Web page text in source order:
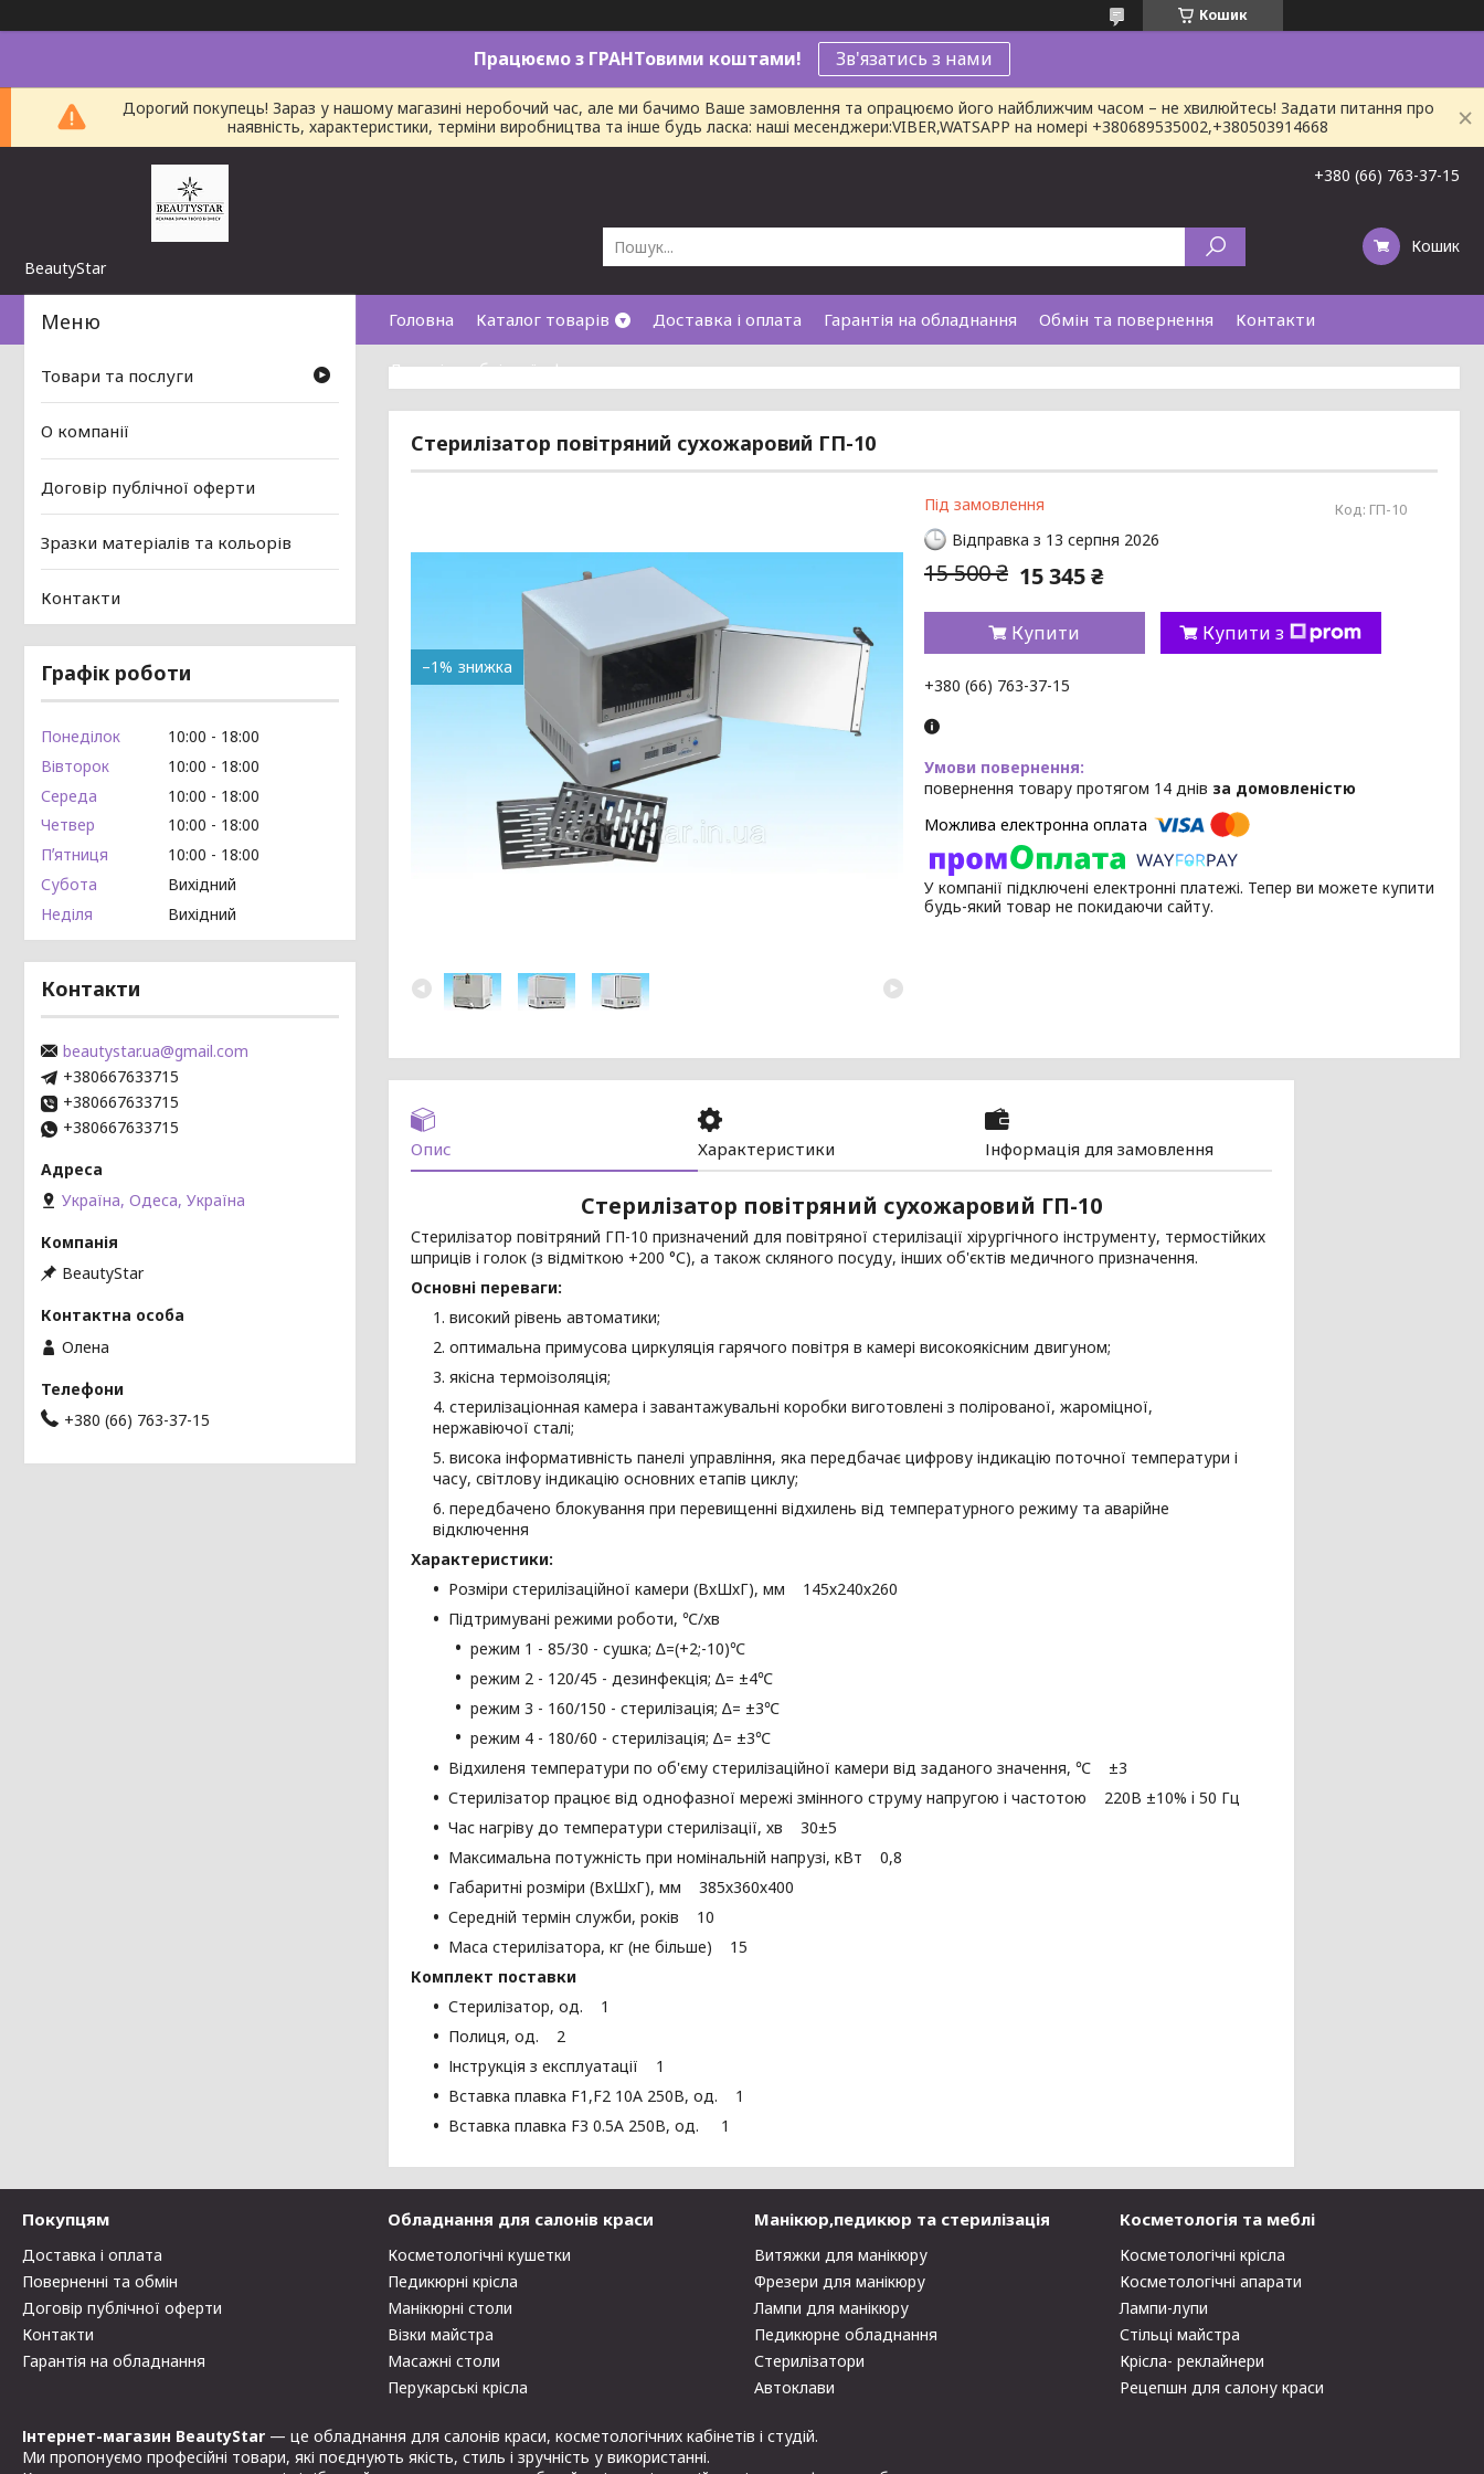
Кошик
Працюємо з ГРАНТовими коштами! Зв'язатись з нами
Дорогий покупець! Зараз у нашому магазині неробочий час, але ми бачимо Ваше замовлення та опрацюємо його найближчим часом – не хвилюйтесь! Задати питання про
наявність, характеристики, терміни виробництва та інше будь ласка: наші месенджери:VIBER,WATSAPP на номері +380689535002,+380503914668
BeautyStar
+380 (66) 763-37-15
Кошик
Головна Каталог товарів Доставка і оплата Гарантія на обладнання Обмін та повернення Контакти
Договір публічної оферти
Стерилізатор повітряний сухожаровий ГП-10
–1%
Під замовлення Код: ГП-10
Відправка з 13 серпня 2026
15 500 ₴ 15 345 ₴
Купити Купити з
+380 (66) 763-37-15
повернення товару протягом 14 днів за домовленістю
У компанії підключені електронні платежі. Тепер ви можете купити
будь-який товар не покидаючи сайту.
Опис Характеристики Інформація для замовлення
Стерилізатор повітряний сухожаровий ГП-10
Стерилізатор повітряний ГП-10 призначений для повітряної стерилізації хірургічного інструменту, термостійких
шприців і голок (з відміткою +200 °С), а також скляного посуду, інших об'єктів медичного призначення.
Основні переваги:
високий рівень автоматики;
оптимальна примусова циркуляція гарячого повітря в камері високоякісним двигуном;
якісна термоізоляція;
стерилізаціонная камера і завантажувальні коробки виготовлені з полірованої, жароміцної,
нержавіючої сталі;
висока інформативність панелі управління, яка передбачає цифрову індикацію поточної температури і
часу, світлову індикацію основних етапів циклу;
передбачено блокування при перевищенні відхилень від температурного режиму та аварійне
відключення
Характеристики:
Розмiри стерилiзацiйної камери (ВхШхГ), мм 145х240х260
Підтримувані режими роботи, ℃/хв
режим 1 - 85/30 - сушка; ∆=(+2;-10)℃
режим 2 - 120/45 - дезинфекція; ∆= ±4℃
режим 3 - 160/150 - стерилізація; ∆= ±3℃
режим 4 - 180/60 - стерилізація; ∆= ±3℃
Відхиленя температури по об'єму стерилізаційної камери від заданого значення, ℃ ±3
Стерилізатор працює від однофазної мережі змінного струму напругою і частотою 220В ±10% i 50 Гц
Час нагріву до температури стерилізації, хв 30±5
Максимальна потужність при номінальній напрузі, кВт 0,8
Габаритнi розмiри (ВхШхГ), мм 385х360х400
Середній термін служби, років 10
Маса стерилізатора, кг (не більше) 15
Комплект поставки
Стерилізатор, од. 1
Полиця, од. 2
Інструкція з експлуатації 1
Вставка плавка F1,F2 10A 250В, од. 1
Вставка плавка FЗ 0.5A 250В, од. 1
Товари та послуги
О компанії
Договір публічної оферти
Зразки матеріалів та кольорів
Контакти
Графік роботи
Понеділок 10:00
18:00
Вівторок
10:00
18:00
Середа
10:00
18:00
Четвер
10:00
18:00
Пʼятниця
10:00
18:00
Субота
Вихідний
Неділя
Вихідний
Контакти
beautystar.ua@gmail.com
+380667633715
+380667633715
+380667633715
Україна, Одеса, Україна
BeautyStar
Олена
+380 (66) 763-37-15
Покупцям
Доставка і оплата
Поверненні та обмін
Договір публічної оферти
Контакти
Гарантія на обладнання
Обладнання для салонів краси
Косметологічні кушетки
Педикюрні крісла
Манікюрні столи
Візки майстра
Масажні столи
Перукарські крісла
Манікюр,педикюр та стерилізація
Витяжки для манікюру
Фрезери для манікюру
Лампи для манікюру
Педикюрне обладнання
Стерилізатори
Автоклави
Косметологія та меблі
Косметологічні крісла
Косметологічні апарати
Лампи-лупи
Стільці майстра
Крісла- реклайнери
Рецепшн для салону краси
Інтернет-магазин BeautyStar — це обладнання для салонів краси, косметологічних кабінетів і студій.
Ми пропонуємо професійні товари, які поєднують якість, стиль і зручність у використанні.